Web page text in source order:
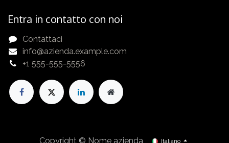
Entra in contatto con noi
Contattaci
info@azienda.example.com
+1 555-555-5556
Copyright © Nome azienda Italiano